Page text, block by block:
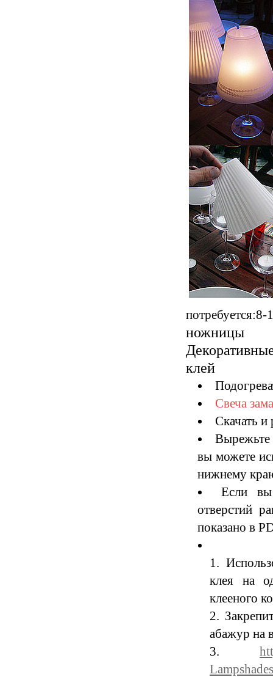
ножницы
клей
Свеча
Скачать и
вы можете
нижнему
Если вы
отверстий
показано в
клея на
клееного
абажур на